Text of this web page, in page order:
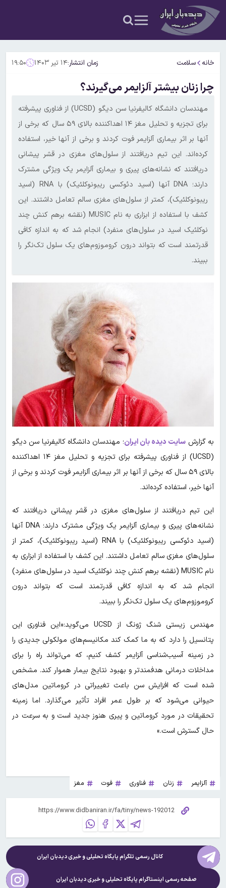
خانه سلامت زمان انتشار:۱۴ تیر ۱۴۰۳ ۱۹:۵۰
چرا زنان بیشتر آلزایمر می‌گیرند؟
مهندسان دانشگاه کالیفرنیا سن دیگو (UCSD) از فناوری پیشرفته
برای تجزیه و تحلیل مغز ۱۴ اهداکننده بالای ۵۹ سال که برخی از
آنها بر اثر بیماری آلزایمر فوت کردند و برخی از آنها خیر، استفاده
کرده‌اند. این تیم دریافتند از سلول‌های مغزی در قشر پیشانی
دریافتند که نشانه‌های پیری و بیماری آلزایمر یک ویژگی مشترک
دارند؛ DNA آنها (اسید دئوکسی ریبونوکلئیک) با RNA (اسید
ریبونوکلئیک)، کمتر از سلول‌های مغزی سالم تعامل داشتند. این
کشف با استفاده از ابزاری به نام MUSIC (نقشه برهم کنش چند
نوکلئیک اسید در سلول‌های منفرد) انجام شد که به اندازه کافی
قدرتمند است که بتواند درون کروموزوم‌های یک سلول تک‌نگر را
ببیند.
به گزارش سایت دیده بان ایران؛ مهندسان دانشگاه کالیفرنیا سن دیگو
(UCSD) از فناوری پیشرفته برای تجزیه و تحلیل مغز ۱۴ اهداکننده
بالای ۵۹ سال که برخی از آنها بر اثر بیماری آلزایمر فوت کردند و برخی از
آنها خیر، استفاده کرده‌اند.
این تیم دریافتند از سلول‌های مغزی در قشر پیشانی دریافتند که
نشانه‌های پیری و بیماری آلزایمر یک ویژگی مشترک دارند؛ DNA آنها
(اسید دئوکسی ریبونوکلئیک) با RNA (اسید ریبونوکلئیک)، کمتر از
سلول‌های مغزی سالم تعامل داشتند. این کشف با استفاده از ابزاری به
نام MUSIC (نقشه برهم کنش چند نوکلئیک اسید در سلول‌های منفرد)
انجام شد که به اندازه کافی قدرتمند است که بتواند درون
کروموزوم‌های یک سلول تک‌نگر را ببیند.
مهندس زیستی شنگ ژونگ از UCSD می‌گوید:«این فناوری این
پتانسیل را دارد که به ما کمک کند مکانیسم‌های مولکولی جدیدی را
در زمینه آسیب‌شناسی آلزایمر کشف کنیم، که می‌تواند راه را برای
مداخلات درمانی هدفمندتر و بهبود نتایج بیمار هموار کند. مشخص
شده است که افزایش سن باعث تغییراتی در کروماتین مدل‌های
حیوانی می‌شود که بر طول عمر افراد تأثیر می‌گذارد. اما زمینه
تحقیقات در مورد کروماتین و پیری هنوز جدید است و به سرعت در
حال گسترش است.»
آلزایمر زنان فناوری فوت مغز
کانال رسمی تلگرام پایگاه تحلیلی و خبریدیدبان ایران
صفحه رسمی اینستاگرام پایگاه تحلیلی و خبریدیدبان ایران